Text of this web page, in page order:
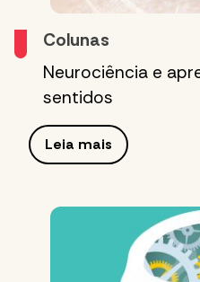
Colunas
Neurociência e
sentidos
Leia mais